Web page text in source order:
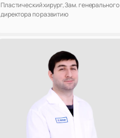
Пластический хирург, Зам. генерального
директора по развитию